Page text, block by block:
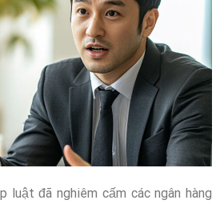
luật đã nghiêm cấm các ngân hàng